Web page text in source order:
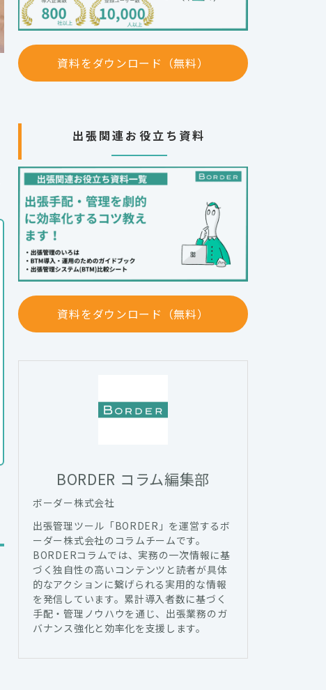
資料をダウンロード（無料）
出張関連お役立ち資料
資料をダウンロード（無料）
BORDER コラム編集部
ボーダー株式会社
出張管理ツール「BORDER」を運営するボ
ーダー株式会社のコラムチームです。
BORDERコラムでは、実務の一次情報に基
づく独自性の高いコンテンツと読者が具体
的なアクションに繋げられる実用的な情報
を発信しています。累計導入者数に基づく
手配・管理ノウハウを通じ、出張業務のガ
バナンス強化と効率化を支援します。